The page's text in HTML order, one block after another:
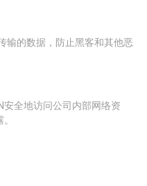
输的数据，防止黑客和其他恶
全地访问公司内部网络资